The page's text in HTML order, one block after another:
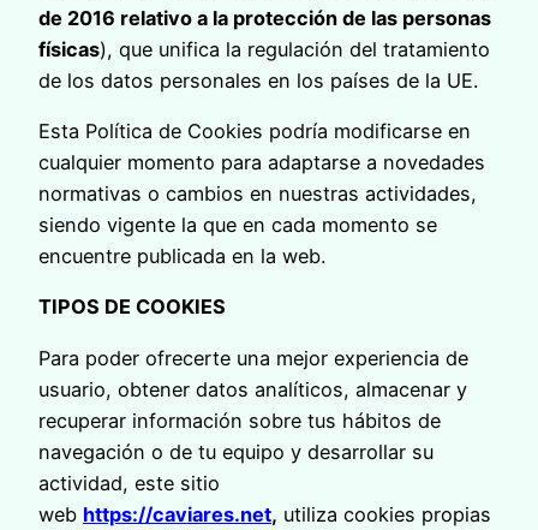
de 2016 relativo a la protección de las personas
físicas), que unifica la regulación del tratamiento
de los datos personales en los países de la UE.
Esta Política de Cookies podría modificarse en
cualquier momento para adaptarse a novedades
normativas o cambios en nuestras actividades,
siendo vigente la que en cada momento se
encuentre publicada en la web.
TIPOS DE COOKIES
Para poder ofrecerte una mejor experiencia de
usuario, obtener datos analíticos, almacenar y
recuperar información sobre tus hábitos de
navegación o de tu equipo y desarrollar su
actividad, este sitio
web https://caviares.net, utiliza cookies propias